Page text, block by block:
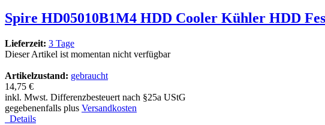
Spire HD05010B1M4 HDD Cooler Kühler HDD
Lieferzeit: 3 Tage
Dieser Artikel ist momentan nicht verfügbar
Artikelzustand: gebraucht
14,75 €
inkl. Mwst. Differenzbesteuert nach §25a UStG
gegebenenfalls plus Versandkosten
Details